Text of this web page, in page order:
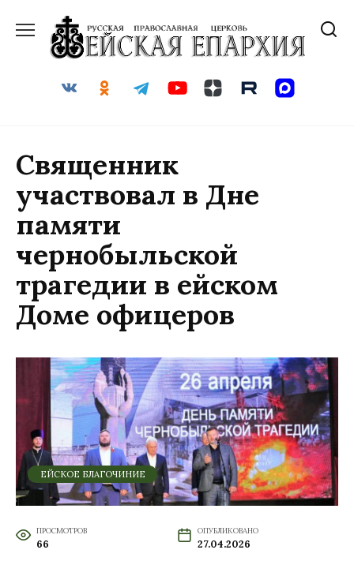
содержанию
Священник
участвовал в Дне
памяти
чернобыльской
трагедии в ейском
Доме офицеров
ЕЙСКОЕ БЛАГОЧИНИЕ
ПРОСМОТРОВ
66
ОПУБЛИКОВАНО
27.04.2026